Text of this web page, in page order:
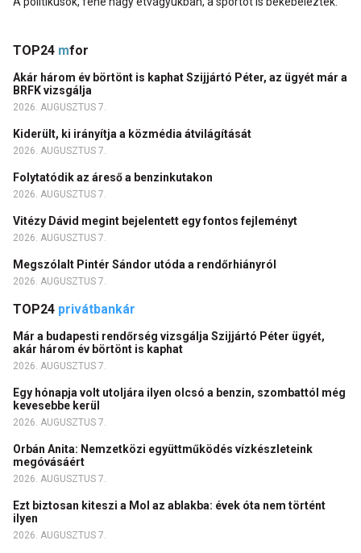
TOP24 mfor
Akár három év börtönt is kaphat Szijjártó Péter, az ügyét már a
BRFK vizsgálja
2026. AUGUSZTUS 7.
Kiderült, ki irányítja a közmédia átvilágítását
2026. AUGUSZTUS 7.
Folytatódik az áreső a benzinkutakon
2026. AUGUSZTUS 7.
Vitézy Dávid megint bejelentett egy fontos fejleményt
2026. AUGUSZTUS 7.
Megszólalt Pintér Sándor utóda a rendőrhiányról
2026. AUGUSZTUS 7.
TOP24 privátbankár
Már a budapesti rendőrség vizsgálja Szijjártó Péter ügyét,
akár három év börtönt is kaphat
2026. AUGUSZTUS 7.
Egy hónapja volt utoljára ilyen olcsó a benzin, szombattól még
kevesebbe kerül
2026. AUGUSZTUS 7.
Orbán Anita: Nemzetközi együttműködés vízkészleteink
megóvásáért
2026. AUGUSZTUS 7.
Ezt biztosan kiteszi a Mol az ablakba: évek óta nem történt
ilyen
2026. AUGUSZTUS 7.